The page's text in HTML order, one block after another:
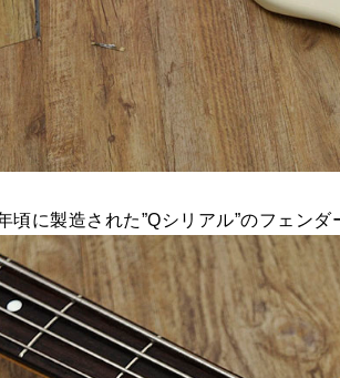
頃に製造された”Qシリアル”のフェンダ